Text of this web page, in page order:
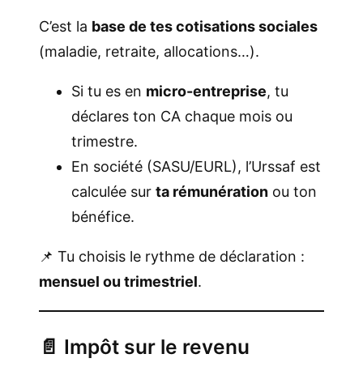
C’est la base de tes cotisations sociales
(maladie, retraite, allocations…).
Si tu es en micro-entreprise, tu
déclares ton CA chaque mois ou
trimestre.
En société (SASU/EURL), l’Urssaf est
calculée sur ta rémunération ou ton
bénéfice.
📌 Tu choisis le rythme de déclaration :
mensuel ou trimestriel.
📄 Impôt sur le revenu